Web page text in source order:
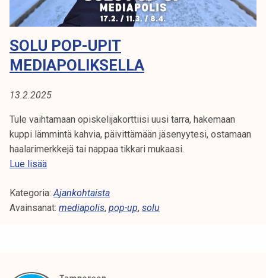
na
t
j
o
u
l
n
a
l
l
SOLU POP-UPIT
MEDIAPOLIKSELLA
13.2.2025
Tule vaihtamaan opiskelijakorttiisi uusi tarra, hakemaan
kuppi lämmintä kahvia, päivittämään jäsenyytesi, ostamaan
haalarimerkkejä tai nappaa tikkari mukaasi.
Lue lisääS
L
U
Kategoria:Ajankohtaista
Avainsanat: mediapolis, pop-up, solu